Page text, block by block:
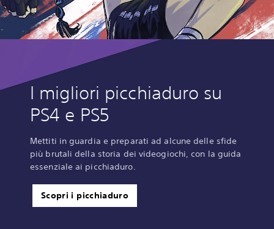
I migliori picchiaduro su
PS4 e PS5
Mettiti in guardia e preparati ad alcune delle sfide
più brutali della storia dei videogiochi, con la guida
essenziale ai picchiaduro.
Scopri i picchiaduro